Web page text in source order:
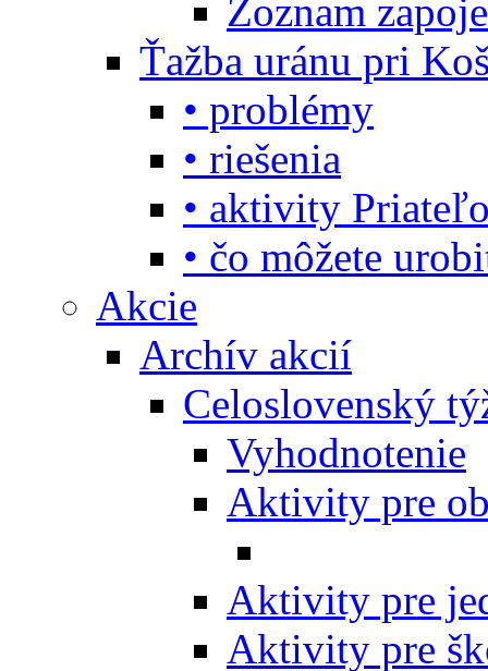
Zoznam
Ťažba uránu pri
• problémy
• riešenia
• aktivity
• čo môžete
Akcie
Archív akcií
Celoslovenský
Vyhodnotenie
Aktivity pre
Aktivity pre
Aktivity pre